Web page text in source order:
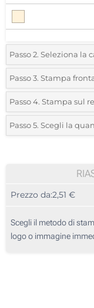
Passo 2. Seleziona la
2 GB
4 GB
8 GB
64 GB
Passo 3. Stampa
*Seleziona la tecnica
tuo logo:
Serigrafia a 1 Colore
Serigrafia a 3 Colori
Serigrafia a 4 Colori
Passo 4. Stampa sul
*Seleziona la tecnica
tuo logo:
Serigrafia a 4 Colori
Passo 5. Scegli la
200
500
1000
Prezzo da:2,51 €
Scegli il metodo di
logo o immagine